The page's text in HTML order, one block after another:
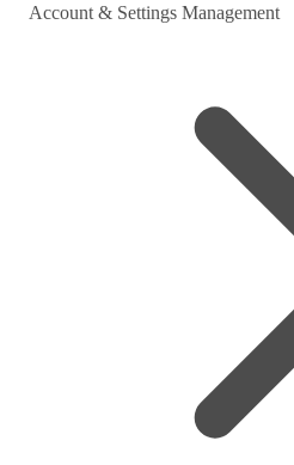
Account & Settings Management